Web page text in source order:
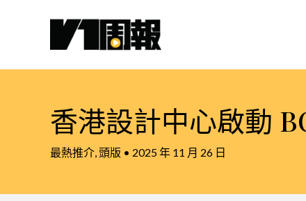
香港設計中心啟動
最熱推介 頭版 • 2025 年 11 月 26 日